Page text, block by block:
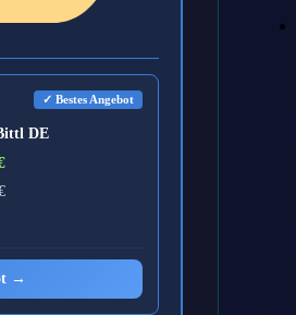
✓ Bestes Angebot
DE
→